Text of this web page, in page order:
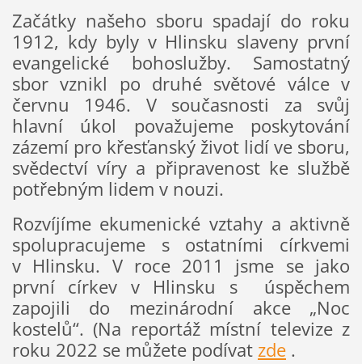
Začátky našeho sboru spadají do roku
1912, kdy byly v Hlinsku slaveny první
evangelické bohoslužby. Samostatný
sbor vznikl po druhé světové válce v
červnu 1946. V současnosti za svůj
hlavní úkol považujeme poskytování
zázemí pro křesťanský život lidí ve sboru,
svědectví víry a připravenost ke službě
potřebným lidem v nouzi.
Rozvíjíme ekumenické vztahy a aktivně
spolupracujeme s ostatními církvemi
v Hlinsku. V roce 2011 jsme se jako
první církev v Hlinsku s úspěchem
zapojili do mezinárodní akce „Noc
kostelů“. (Na reportáž místní televize z
roku 2022 se můžete podívatzde.